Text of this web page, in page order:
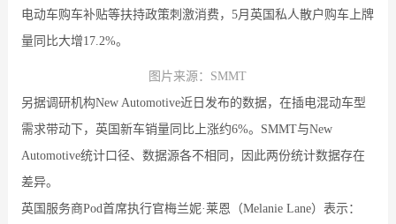
电动车购车补贴等扶持政策刺激消费，5月英国私人散户购车上牌
量同比大增17.2%。
图片来源：SMMT
另据调研机构New Automotive近日发布的数据，在插电混动车型
需求带动下，英国新车销量同比上涨约6%。SMMT与New
Automotive统计口径、数据源各不相同，因此两份统计数据存在
差异。
英国服务商Pod首席执行官梅兰妮·莱恩（Melanie Lane）表示：